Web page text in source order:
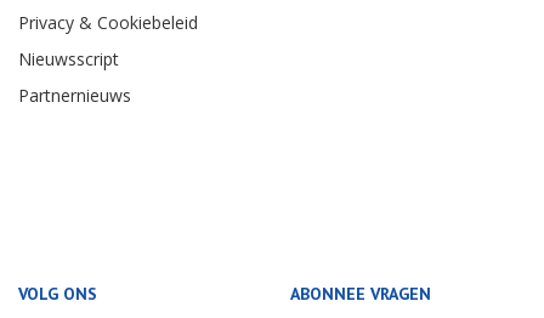
Privacy & Cookiebeleid
Nieuwsscript
Partnernieuws
VOLG ONS ABONNEE VRAGEN